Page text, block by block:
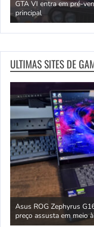
GTA VI entra em pré-
principal
ULTIMAS SITES DE
Asus ROG Zephyrus
preço assusta em meio